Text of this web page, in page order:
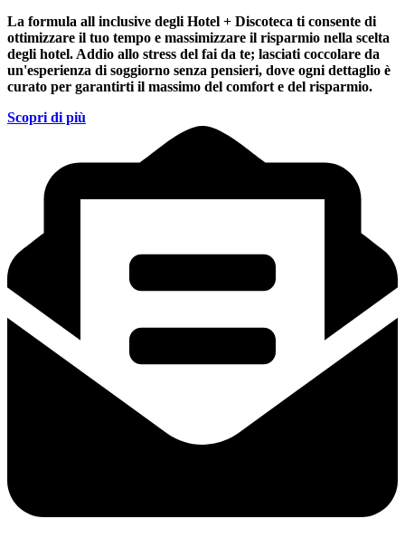
La formula all inclusive degli Hotel + Discoteca ti consente di
ottimizzare il tuo tempo e massimizzare il risparmio nella scelta
degli hotel. Addio allo stress del fai da te; lasciati coccolare da
un'esperienza di soggiorno senza pensieri, dove ogni dettaglio è
curato per garantirti il massimo del comfort e del risparmio.
Scopri di più